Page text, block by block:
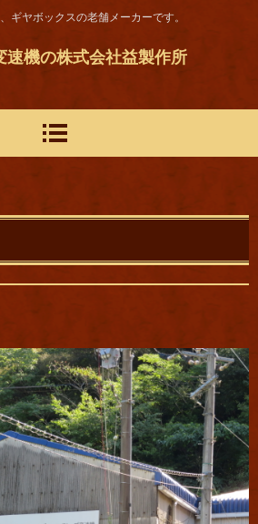
速機の株式会社益製作所
ギヤボックスの老舗メーカーです。